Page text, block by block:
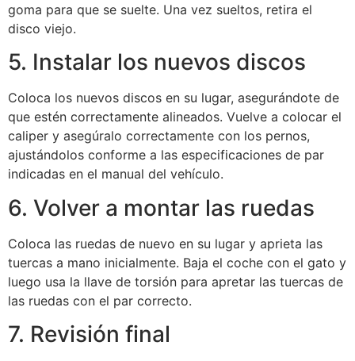
goma para que se suelte. Una vez sueltos, retira el
disco viejo.
5. Instalar los nuevos discos
Coloca los nuevos discos en su lugar, asegurándote de
que estén correctamente alineados. Vuelve a colocar el
caliper y asegúralo correctamente con los pernos,
ajustándolos conforme a las especificaciones de par
indicadas en el manual del vehículo.
6. Volver a montar las ruedas
Coloca las ruedas de nuevo en su lugar y aprieta las
tuercas a mano inicialmente. Baja el coche con el gato y
luego usa la llave de torsión para apretar las tuercas de
las ruedas con el par correcto.
7. Revisión final